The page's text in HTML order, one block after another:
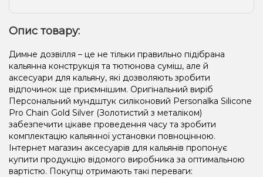
Опис товару:
Димне дозвілля – це не тільки правильно підібрана
кальянна конструкція та тютюнова суміш, але й
аксесуари для кальяну, які дозволяють зробити
відпочинок ще приємнішим. Оригінальний виріб
Персональний мундштук силіконовий Personalka Silicone
Pro Chain Gold Silver (Золотистий з металіком)
забезпечити цікаве проведення часу та зробити
комплектацію кальянної установки повноцінною.
Інтернет магазин аксесуарів для кальянів пропонує
купити продукцію відомого виробника за оптимальною
вартістю. Покупці отримають такі переваги: